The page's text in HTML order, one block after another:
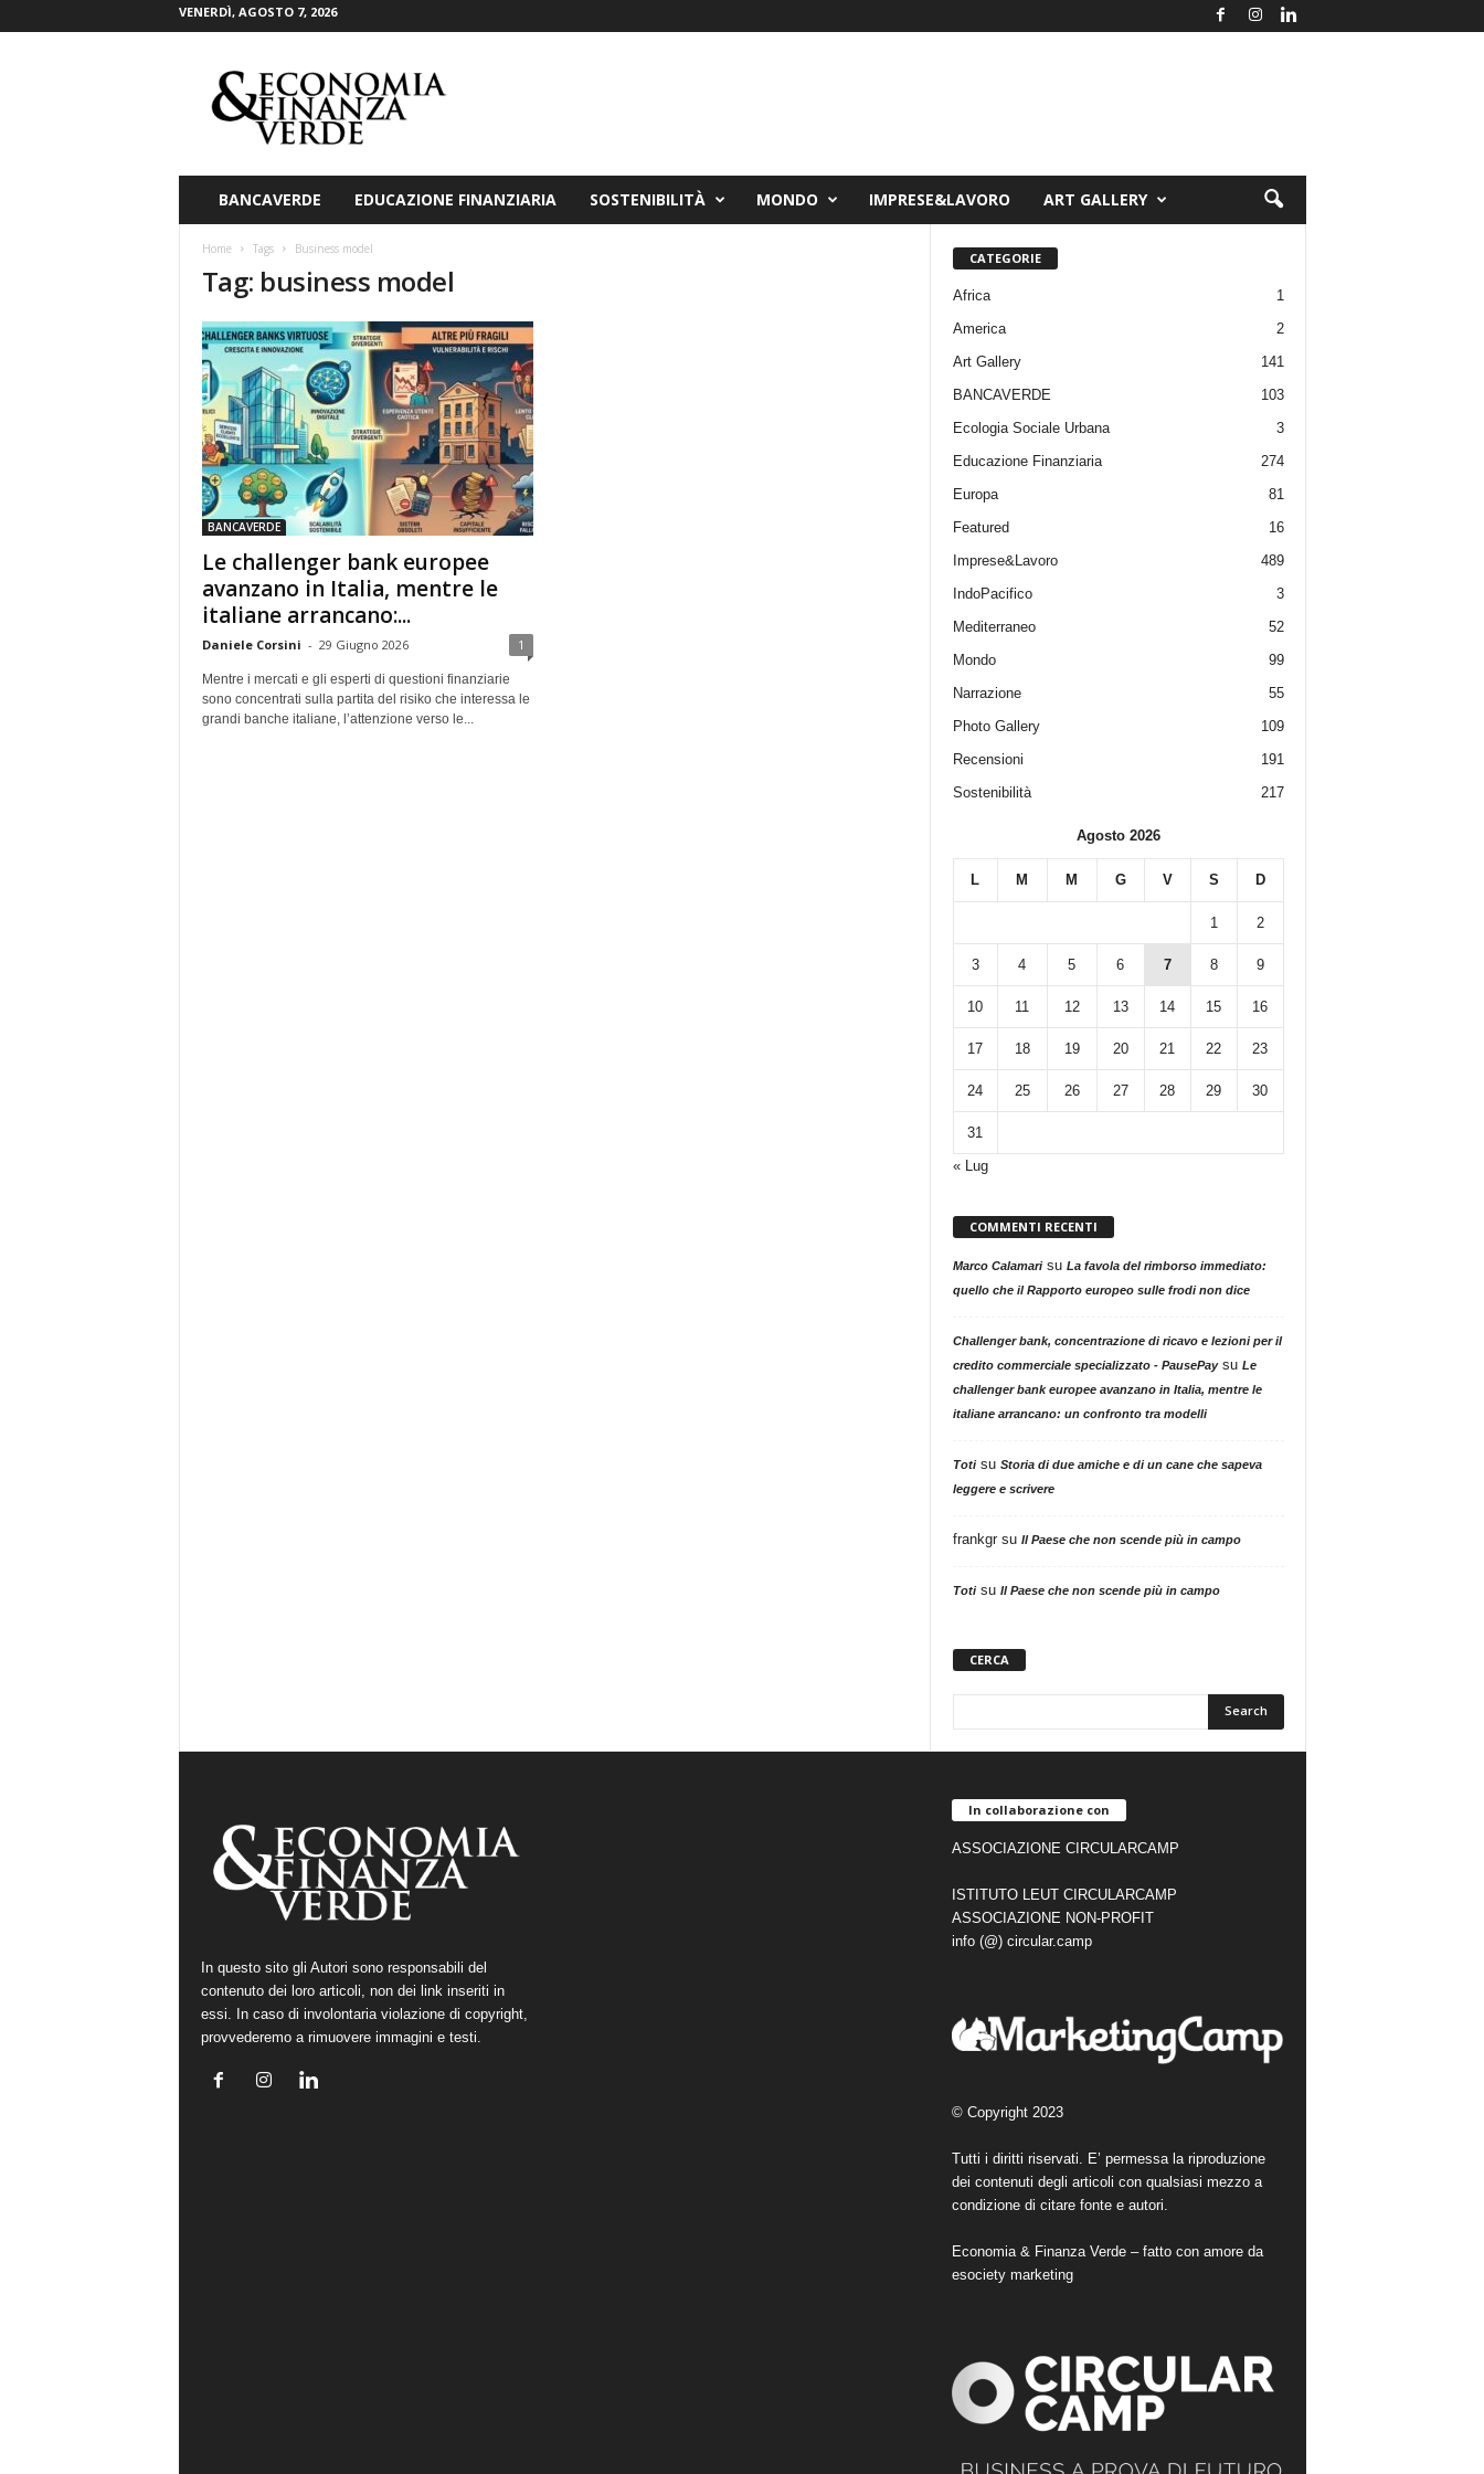
VENERDÌ, AGOSTO 7, 2026
BANCAVERDE EDUCAZIONE FINANZIARIA SOSTENIBILITÀ MONDO IMPRESE&LAVORO ART GALLERY
Home Tags Business model
Tag: business model
BANCAVERDE
Le challenger bank europee
avanzano in Italia, mentre le
italiane arrancano:...
Daniele Corsini - 29 Giugno 2026 1
Mentre i mercati e gli esperti di questioni finanziarie
sono concentrati sulla partita del risiko che interessa le
grandi banche italiane, l’attenzione verso le...
CATEGORIE
Africa
1
America
2
Art Gallery
141
BANCAVERDE
103
Ecologia Sociale Urbana
3
Educazione Finanziaria
274
Europa
81
Featured
16
Imprese&Lavoro
489
IndoPacifico
3
Mediterraneo
52
Mondo
99
Narrazione
55
Photo Gallery
109
Recensioni
191
Sostenibilità
217
Agosto 2026
L M M G V S D
1 2
3 4 5 6 7 8 9
10 11 12 13 14 15 16
17 18 19 20 21 22 23
24 25 26 27 28 29 30
31
« Lug
COMMENTI RECENTI
Marco Calamarisu La favola del rimborso immediato:
quello che il Rapporto europeo sulle frodi non dice
Challenger bank, concentrazione di ricavo e lezioni per il
credito commerciale specializzato - PausePaysu Le
challenger bank europee avanzano in Italia, mentre le
italiane arrancano: un confronto tra modelli
Totisu Storia di due amiche e di un cane che sapeva
leggere e scrivere
frankgrsu Il Paese che non scende più in campo
Totisu Il Paese che non scende più in campo
CERCA
In questo sito gli Autori sono responsabili del
contenuto dei loro articoli, non dei link inseriti in
essi. In caso di involontaria violazione di copyright,
provvederemo a rimuovere immagini e testi.
In collaborazione con
ASSOCIAZIONE CIRCULARCAMP
ISTITUTO LEUT CIRCULARCAMP
ASSOCIAZIONE NON-PROFIT
info (@) circular.camp
© Copyright 2023
Tutti i diritti riservati. E’ permessa la riproduzione
dei contenuti degli articoli con qualsiasi mezzo a
condizione di citare fonte e autori.
Economia & Finanza Verde – fatto con amore da
esociety marketing